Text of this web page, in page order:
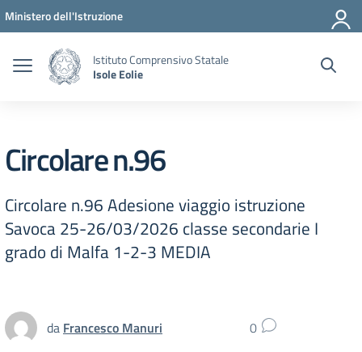
Vai ai contenuti
Vai al menu di navigazione
Vai al footer
Ministero dell'Istruzione
Istituto Comprensivo Statale
Isole Eolie
Circolare n.96
Circolare n.96 Adesione viaggio istruzione
Savoca 25-26/03/2026 classe secondarie I
grado di Malfa 1-2-3 MEDIA
da Francesco Manuri 0